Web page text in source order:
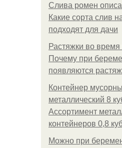
Слива ромен
Какие сорта слив
подходят для дачи
Растяжки во
Почему при
появляются
Контейнер
металлический 8
Ассортимент
контейнеров 0,8
Можно при